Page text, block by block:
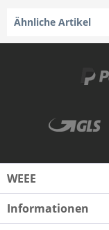
Ähnliche Artikel
WEEE
Informationen